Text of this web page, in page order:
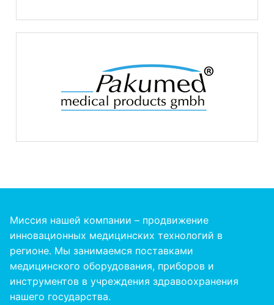
Миссия нашей компании – продвижение
инновационных медицинских технологий в
регионе. Мы занимаемся поставками
медицинского оборудования, приборов и
инструментов в учреждения здравоохранения
нашего государства.